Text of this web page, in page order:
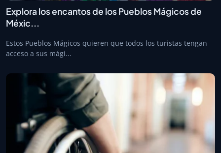
Explora los encantos de los Pueblos Mágicos de
Méxic...
Estos Pueblos Mágicos quieren que todos los turistas tengan
acceso a sus mági...